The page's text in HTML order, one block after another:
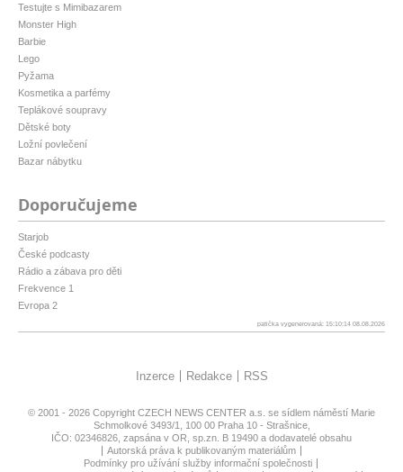
Testujte s Mimibazarem
Monster High
Barbie
Lego
Pyžama
Kosmetika a parfémy
Teplákové soupravy
Dětské boty
Ložní povlečení
Bazar nábytku
Doporučujeme
Starjob
České podcasty
Rádio a zábava pro děti
Frekvence 1
Evropa 2
patička vygenerovaná: 15:10:14 08.08.2026
Inzerce Redakce RSS
© 2001 - 2026 Copyright CZECH NEWS CENTER a.s. se sídlem náměstí Marie
Schmolkové 3493/1, 100 00 Praha 10 - Strašnice,
IČO: 02346826, zapsána v OR, sp.zn. B 19490 a dodavatelé obsahu
Autorská práva k publikovaným materiálům
Podmínky pro užívání služby informační společnosti